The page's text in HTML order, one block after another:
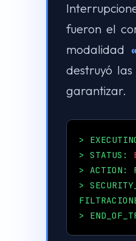
fueron el
modalidad
destruyó
garantizar.
>
> STATUS:
> ACTION:
>
>